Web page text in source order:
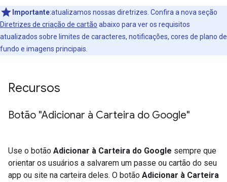
Importante:atualizamos nossas diretrizes. Confira a nova seção
Diretrizes de criação de cartão abaixo para ver os requisitos
atualizados sobre limites de caracteres, notificações, cores de plano de
fundo e imagens principais.
Recursos
Botão "Adicionar à Carteira do Google"
Use o botão Adicionar à Carteira do Google sempre que
orientar os usuários a salvarem um passe ou cartão do seu
app ou site na carteira deles. O botão Adicionar à Carteira